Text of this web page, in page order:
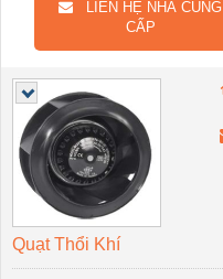
LIÊN HỆ NHÀ CUNG
CẤP
Quạt Thổi Khí